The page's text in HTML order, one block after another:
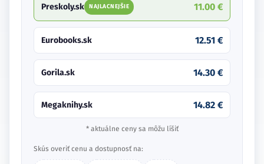
Preskoly.sk NAJLACNEJŠIE 11.00 €
Eurobooks.sk 12.51 €
Gorila.sk 14.30 €
Megaknihy.sk 14.82 €
* aktuálne ceny sa môžu líšiť
Skús overiť cenu a dostupnosť na: